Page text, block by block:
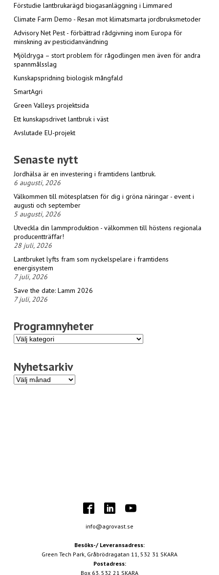
Förstudie lantbrukarägd biogasanläggning i Limmared
Climate Farm Demo - Resan mot klimatsmarta jordbruksmetoder
Advisory Net Pest - förbättrad rådgivning inom Europa för
minskning av pesticidanvändning
Mjöldryga – stort problem för rågodlingen men även för andra
spannmålsslag
Kunskapspridning biologisk mångfald
SmartAgri
Green Valleys projektsida
Ett kunskapsdrivet lantbruk i väst
Avslutade EU-projekt
Senaste nytt
Jordhälsa är en investering i framtidens lantbruk.
6 augusti, 2026
Välkommen till mötesplatsen för dig i gröna näringar - event i
augusti och september
5 augusti, 2026
Utveckla din lammproduktion - välkommen till höstens regionala
producentträffar!
28 juli, 2026
Lantbruket lyfts fram som nyckelspelare i framtidens
energisystem
7 juli, 2026
Save the date: Lamm 2026
7 juli, 2026
Programnyheter
Programnyheter
Nyhetsarkiv
Nyhetsarkiv
info@agrovast.se
Besöks-/ Leveransadress:
Green Tech Park, Gråbrödragatan 11, 532 31 SKARA
Postadress:
Box 63, 532 21 SKARA